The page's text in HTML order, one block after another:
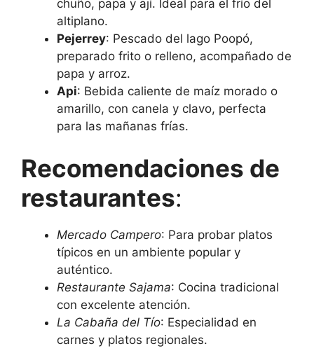
chuño, papa y ají. Ideal para el frío del
altiplano.
Pejerrey: Pescado del lago Poopó,
preparado frito o relleno, acompañado de
papa y arroz.
Api: Bebida caliente de maíz morado o
amarillo, con canela y clavo, perfecta
para las mañanas frías.
Recomendaciones de
restaurantes:
Mercado Campero: Para probar platos
típicos en un ambiente popular y
auténtico.
Restaurante Sajama: Cocina tradicional
con excelente atención.
La Cabaña del Tío: Especialidad en
carnes y platos regionales.